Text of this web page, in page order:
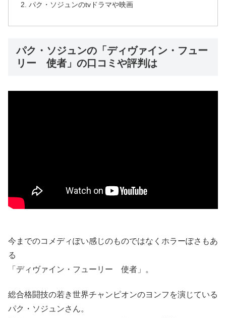
パク・ソジュンのtvドラマや映画
パク・ソジュンの「ディヴァイン・フュー
リー 使者」の口コミや評判は
今までのコメディぽい感じのものではなくホラーぽさもあ
る
「ディヴァイン・フューリー 使者」。
総合格闘技の若き世界チャンピオンのヨンフを演じている
パク・ソジュンさん。